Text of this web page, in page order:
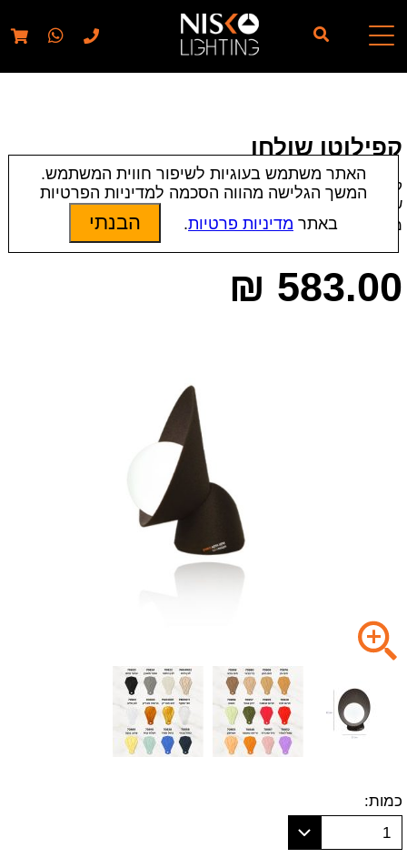
// elementor template for pages - should also ignore woo
pages!!
קפילוטו שולחן
קטגוריות:Laguna
|מנורות בהדפסה 3D |מנורות עמידה/
שולחן |תאורת פנים
מק״ט:
2155
583.00
₪
כמות:
1
האתר משתמש בעוגיות לשיפור חווית המשתמש.
המשך הגלישה מהווה הסכמה למדיניות הפרטיות
באתר מדיניות פרטיות. הבנתי